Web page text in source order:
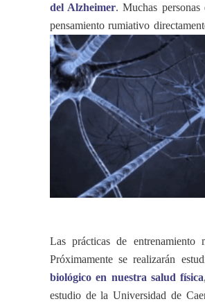
del Alzheimer.Muchas
pensamiento rumiativo
Las prácticas de entrenamiento
Próximamente se realizarán
biológico en nuestra salud física
estudio de la Universidad de